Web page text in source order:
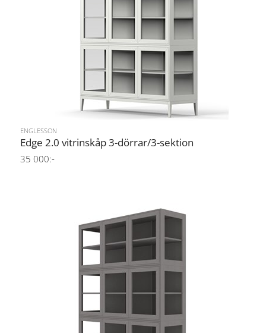
ENGLESSON
Edge 2.0 vitrinskåp 3-dörrar/3-sektion
35 000:-